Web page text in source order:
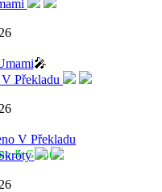
Je Grunt
🎤
V Překladu